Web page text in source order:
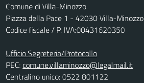
Comune di Villa-Minozzo
Piazza della Pace 1 - 42030 Villa-Minozzo
Codice fiscale / P. IVA:00431620350
Ufficio Segreteria/Protocollo
PEC:comune.villaminozzo@legalmail.it
Centralino unico: 0522 801122